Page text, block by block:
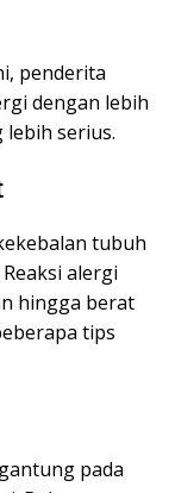
penderita
dengan lebih
lebih serius.
tubuh
alergi
hingga berat
tips
pada